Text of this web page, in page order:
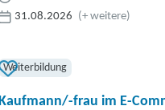
31.08.2026 (+ weitere)
Weiterbildung
Kaufmann/-frau im E-